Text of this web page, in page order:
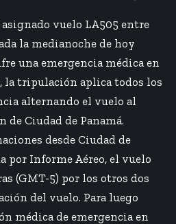
vuelo LA505 entre
la medianoche de hoy
una emergencia médica en
la tripulación aplica todos los
alternando el vuelo al
de Ciudad de Panamá.
desde Ciudad de
por Informe Aéreo, el vuelo
(GMT-5) por los otros dos
del vuelo. Para luego
médica de emergencia en